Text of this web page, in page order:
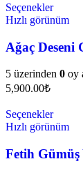
Seçenekler
Hızlı görünüm
Ağaç Deseni
5 üzerinden 0 oy
5,900.00₺
Seçenekler
Hızlı görünüm
Fetih